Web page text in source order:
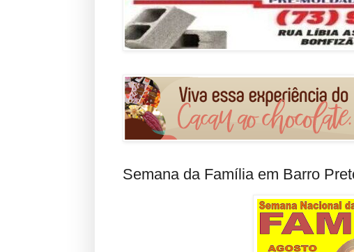
Semana da Família em Barro